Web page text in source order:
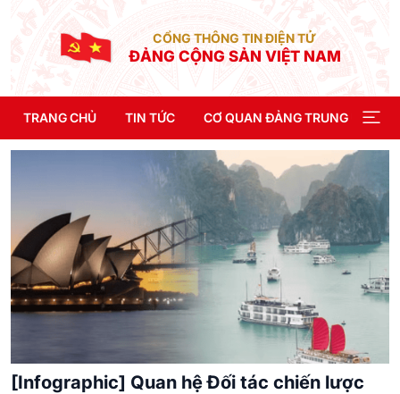
CỔNG THÔNG TIN ĐIỆN TỬ
ĐẢNG CỘNG SẢN VIỆT NAM
TRANG CHỦ TIN TỨC CƠ QUAN ĐẢNG TRUNG ƯƠNG
[Infographic] Quan hệ Đối tác chiến lược